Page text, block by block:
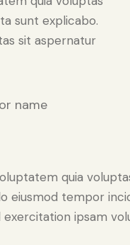
sunt explicabo.
sit aspernatur
name
quia
eiusmod tempor
exercitation ipsam